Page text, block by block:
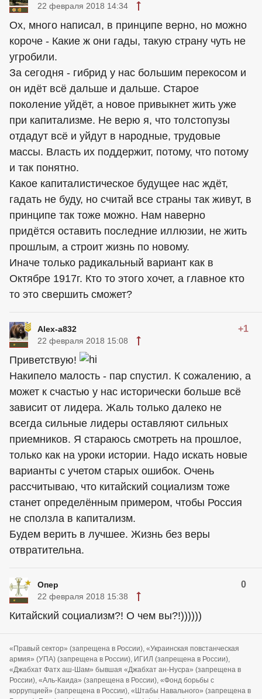
22 февраля 2018 14:34
Ох, много написал, в принципе верно, но можно
короче - Какие ж они гады, такую страну чуть не
угробили.
За сегодня - гибрид у нас большим перекосом и
он идёт всё дальше и дальше. Старое
поколение уйдёт, а новое привыкнет жить уже
при капитализме. Не верю я, что толстопузы
отдадут всё и уйдут в народные, трудовые
массы. Власть их поддержит, потому, что потому
и так понятно.
Какое капиталистическое будущее нас ждёт,
гадать не буду, но считай все страны так живут, в
принципе так тоже можно. Нам наверно
придётся оставить последние иллюзии, не жить
прошлым, а строит жизнь по новому.
Иначе только радикальный вариант как в
Октябре 1917г. Кто то этого хочет, а главное кто
то это свершить сможет?
Alex-a832 +1
22 февраля 2018 15:08
Приветствую!
Накипело малость - пар спустил. К сожалению, а
может к счастью у нас исторически больше всё
зависит от лидера. Жаль только далеко не
всегда сильные лидеры оставляют сильных
приемников. Я стараюсь смотреть на прошлое,
только как на уроки истории. Надо искать новые
варианты с учетом старых ошибок. Очень
рассчитываю, что китайский социализм тоже
станет определённым примером, чтобы Россия
не сползла в капитализм.
Будем верить в лучшее. Жизнь без веры
отвратительна.
Опер 0
22 февраля 2018 15:38
Китайский социализм?! О чем вы?!))))))
«Правый сектор» (запрещена в России), «Украинская повстанческая
армия» (УПА) (запрещена в России), ИГИЛ (запрещена в России),
«Джабхат Фатх аш-Шам» бывшая «Джабхат ан-Нусра» (запрещена в
России), «Аль-Каида» (запрещена в России), «Фонд борьбы с
коррупцией» (запрещена в России), «Штабы Навального» (запрещена в